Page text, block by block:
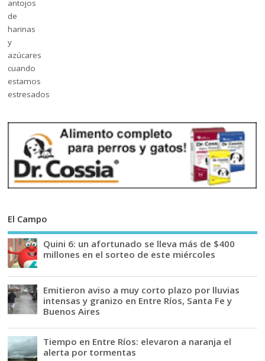
El Campo
Quini 6: un afortunado se lleva más de $400
millones en el sorteo de este miércoles
Emitieron aviso a muy corto plazo por lluvias
intensas y granizo en Entre Ríos, Santa Fe y
Buenos Aires
Tiempo en Entre Ríos: elevaron a naranja el
alerta por tormentas